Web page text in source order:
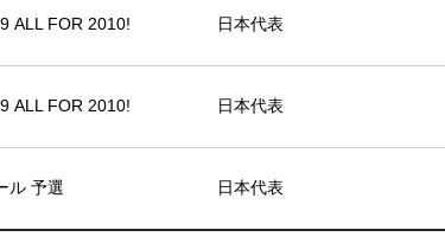
ALL FOR 2010! 日本代表
ALL FOR 2010! 日本代表
ル 予選 日本代表